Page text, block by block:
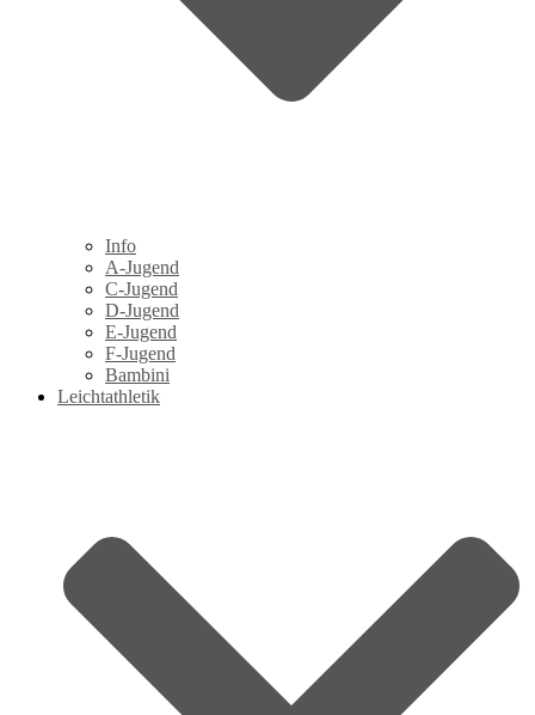
Info
A-Jugend
C-Jugend
D-Jugend
E-Jugend
F-Jugend
Bambini
Leichtathletik